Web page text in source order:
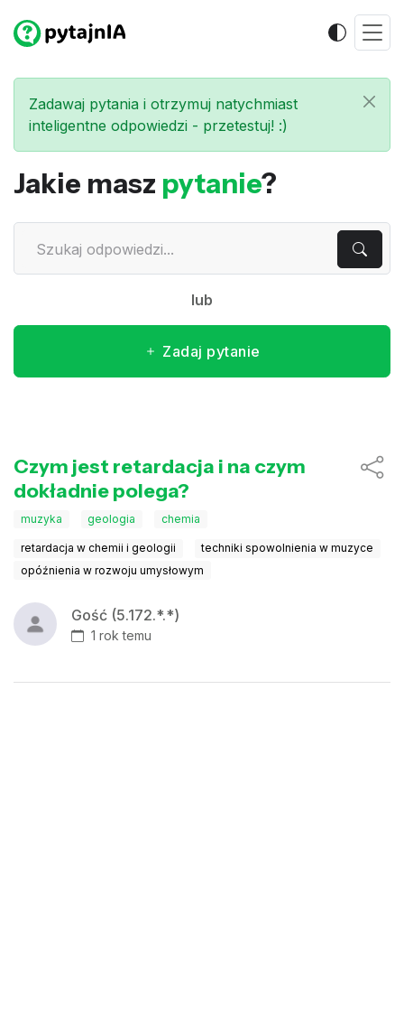
Zadawaj pytania i otrzymuj natychmiast
inteligentne odpowiedzi - przetestuj! :)
Jakie masz pytanie?
lub
Zadaj pytanie
Czym jest retardacja i na czym
dokładnie polega?
muzyka geologia chemia
retardacja w chemii i geologii
techniki spowolnienia w muzyce
opóźnienia w rozwoju umysłowym
Gość (5.172.*.*)
1 rok temu